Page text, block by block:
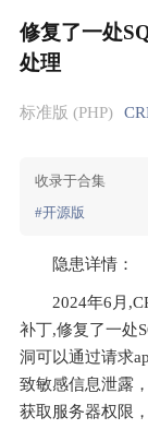
修复了一处
处理
标准版 (PHP)
收录于合集
#开源版
隐患详情：
2024年6月
补丁,修复了一处
洞可以通过请求
致敏感信息泄露
获取服务器权限